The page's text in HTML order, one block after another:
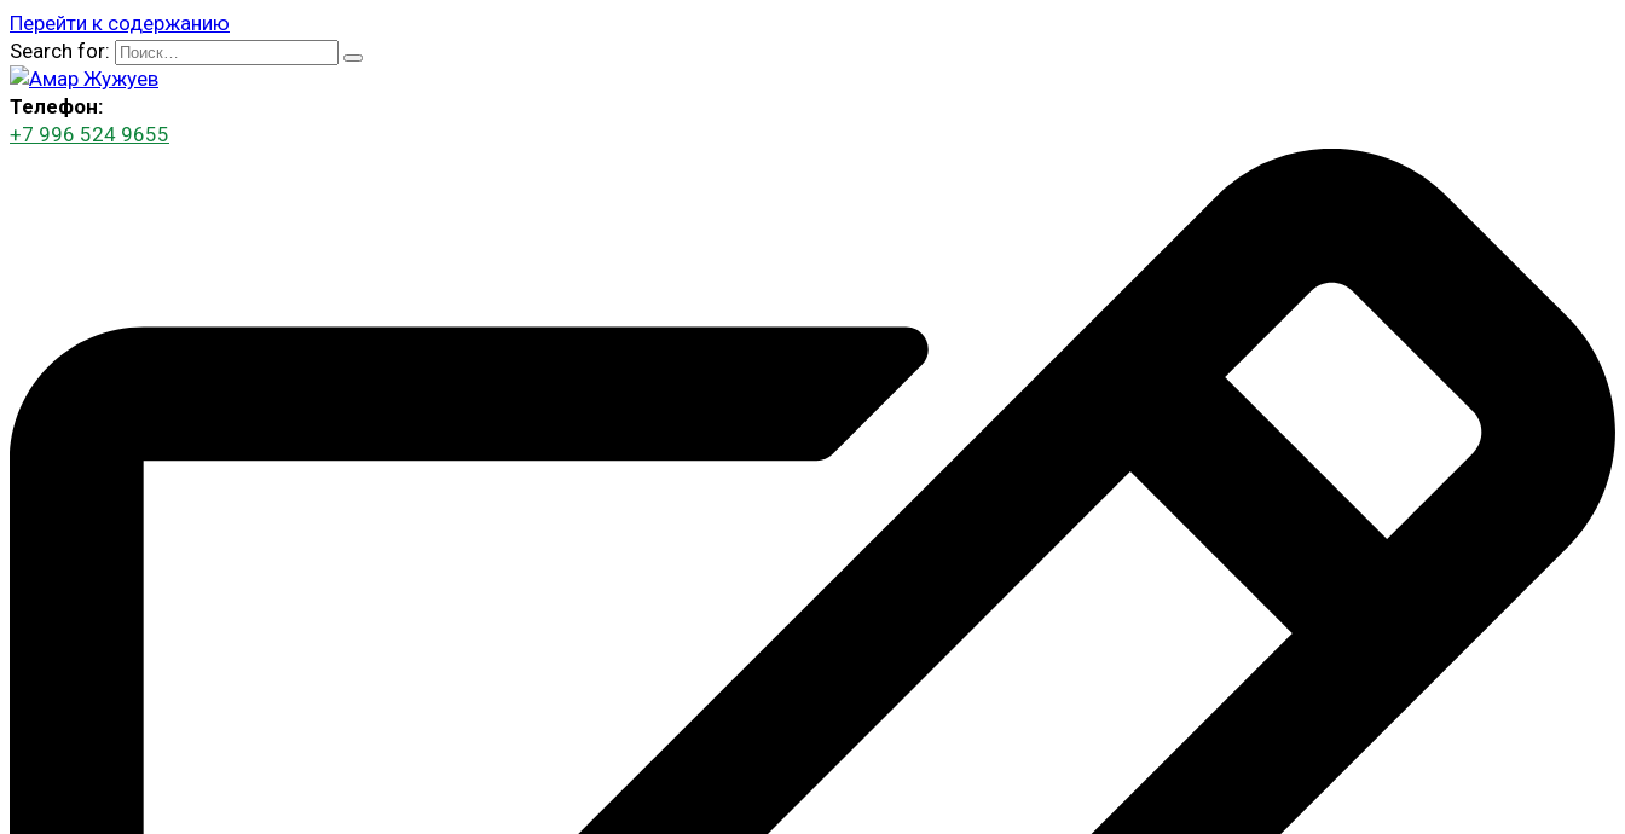
Перейти к содержанию
Search for:
Телефон:
+7 996 524 9655